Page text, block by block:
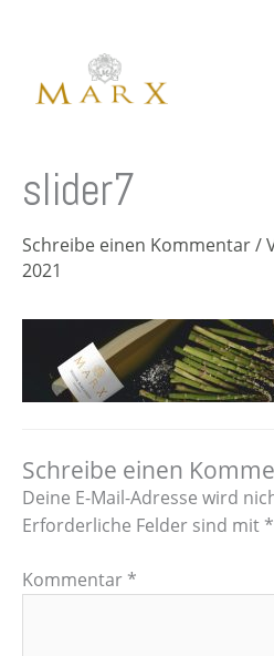
slider7
Schreibe einen Kommentar/
2021
Schreibe einen
Deine E-Mail-Adresse wird
Erforderliche Felder sind mit *
Kommentar *